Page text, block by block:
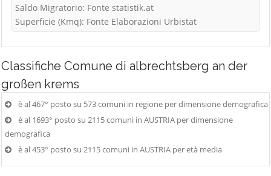
Saldo Migratorio: Fonte statistik.at
Superficie (Kmq): Fonte Elaborazioni Urbistat
Classifiche Comune di albrechtsberg an der
großen krems
è al 467° posto su 573 comuni in regione per dimensione demografica
è al 1693° posto su 2115 comuni in AUSTRIA per dimensione
demografica
è al 453° posto su 2115 comuni in AUSTRIA per età media